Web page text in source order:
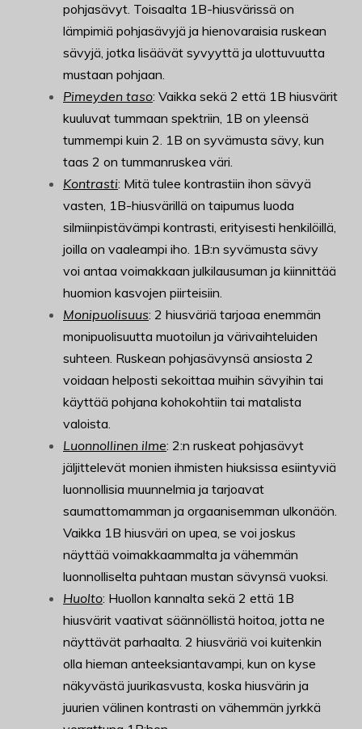
pohjasävyt. Toisaalta 1B-hiusvärissä on
lämpimiä pohjasävyjä ja hienovaraisia ruskean
sävyjä, jotka lisäävät syvyyttä ja ulottuvuutta
mustaan pohjaan.
Pimeyden taso: Vaikka sekä 2 että 1B hiusvärit
kuuluvat tummaan spektriin, 1B on yleensä
tummempi kuin 2. 1B on syvämusta sävy, kun
taas 2 on tummanruskea väri.
Kontrasti: Mitä tulee kontrastiin ihon sävyä
vasten, 1B-hiusvärillä on taipumus luoda
silmiinpistävämpi kontrasti, erityisesti henkilöillä,
joilla on vaaleampi iho. 1B:n syvämusta sävy
voi antaa voimakkaan julkilausuman ja kiinnittää
huomion kasvojen piirteisiin.
Monipuolisuus: 2 hiusväriä tarjoaa enemmän
monipuolisuutta muotoilun ja värivaihteluiden
suhteen. Ruskean pohjasävynsä ansiosta 2
voidaan helposti sekoittaa muihin sävyihin tai
käyttää pohjana kohokohtiin tai matalista
valoista.
Luonnollinen ilme: 2:n ruskeat pohjasävyt
jäljittelevät monien ihmisten hiuksissa esiintyviä
luonnollisia muunnelmia ja tarjoavat
saumattomamman ja orgaanisemman ulkonäön.
Vaikka 1B hiusväri on upea, se voi joskus
näyttää voimakkaammalta ja vähemmän
luonnolliselta puhtaan mustan sävynsä vuoksi.
Huolto: Huollon kannalta sekä 2 että 1B
hiusvärit vaativat säännöllistä hoitoa, jotta ne
näyttävät parhaalta. 2 hiusväriä voi kuitenkin
olla hieman anteeksiantavampi, kun on kyse
näkyvästä juurikasvusta, koska hiusvärin ja
juurien välinen kontrasti on vähemmän jyrkkä